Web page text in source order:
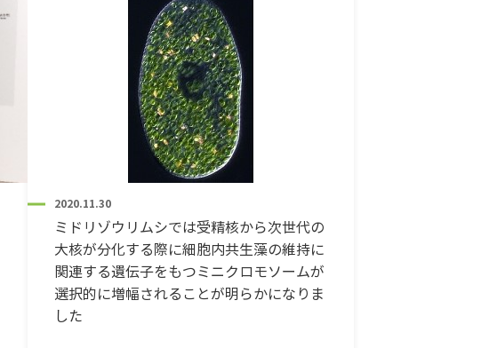
2020.11.30
ミドリゾウリムシでは受精核から次世代の
大核が分化する際に細胞内共生藻の維持に
関連する遺伝子をもつミニクロモソームが
選択的に増幅されることが明らかになりま
した